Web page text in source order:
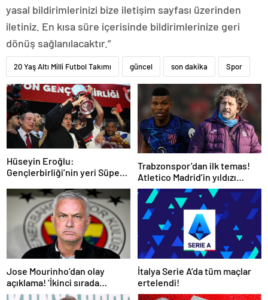
yasal bildirimlerinizi bize iletişim sayfası üzerinden
iletiniz. En kısa süre içerisinde bildirimlerinize geri
dönüş sağlanılacaktır.”
20 Yaş Altı Milli Futbol Takımı güncel son dakika Spor
Hüseyin Eroğlu:
Gençlerbirliği’nin yeri Süper
Trabzonspor’dan ilk temas!
Atletico Madrid’in yıldızı
gündemde
Jose Mourinho’dan olay
açıklama! ‘İkinci sırada
bitireceğiz’
İtalya Serie A’da tüm maçlar
ertelendi!